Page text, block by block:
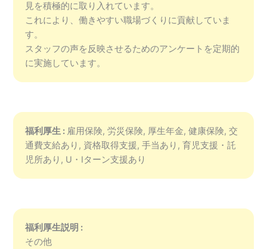
見を積極的に取り入れています。
これにより、働きやすい職場づくりに貢献していま
す。
スタッフの声を反映させるためのアンケートを定期的
に実施しています。
福利厚生 : 雇用保険, 労災保険, 厚生年金, 健康保険, 交
通費支給あり, 資格取得支援, 手当あり, 育児支援・託
児所あり, U・Iターン支援あり
福利厚生説明 :
その他